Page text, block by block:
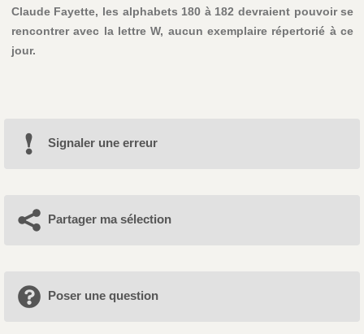
Claude Fayette, les alphabets 180 à 182 devraient pouvoir se
rencontrer avec la lettre W, aucun exemplaire répertorié à ce
jour.
Signaler une erreur
Partager ma sélection
Poser une question